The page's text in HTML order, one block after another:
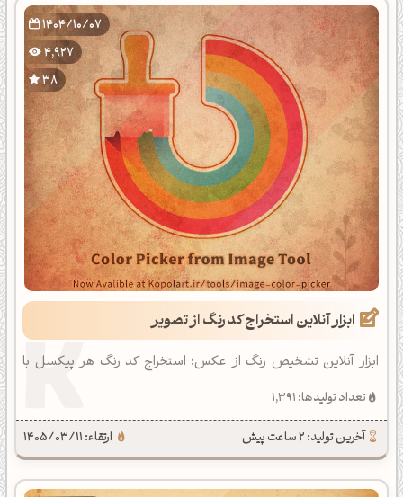
1404/10/07
4,927
38
ابزار آنلاین استخراج کد رنگ از تصویر
ابزار آنلاین تشخیص رنگ از عکس؛ استخراج کد رنگ هر پیکسل با
تعداد تولیدها: 1,391
آخرین تولید: 2 ساعت پیش
ارتقاء: 1405/03/11